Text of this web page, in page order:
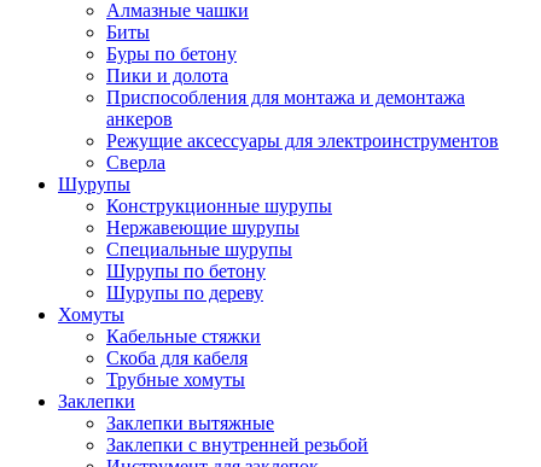
Алмазные чашки
Биты
Буры по бетону
Пики и долота
Приспособления для монтажа и демонтажа
анкеров
Режущие аксессуары для электроинструментов
Сверла
Шурупы
Конструкционные шурупы
Нержавеющие шурупы
Специальные шурупы
Шурупы по бетону
Шурупы по дереву
Хомуты
Кабельные стяжки
Скоба для кабеля
Трубные хомуты
Заклепки
Заклепки вытяжные
Заклепки с внутренней резьбой